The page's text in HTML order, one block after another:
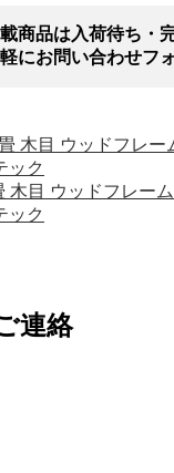
商品は入荷待ち・
にお問い合わせフ
目 ウッドフレ
ック
目 ウッドフレー
ック
連絡